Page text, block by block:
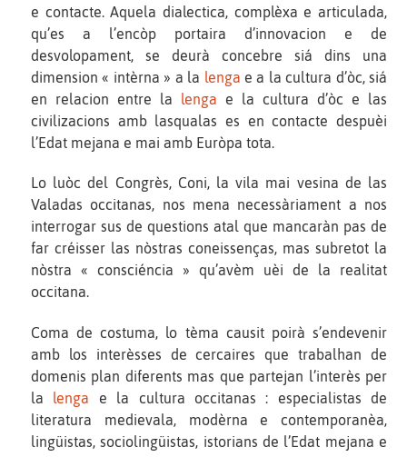
e contacte. Aquela dialectica, complèxa e articulada,
qu’es a l’encòp portaira d’innovacion e de
desvolopament, se deurà concebre siá dins una
dimension « intèrna » a la lenga e a la cultura d’òc, siá
en relacion entre la
lenga e la cultura d’òc e las
civilizacions amb lasqualas es en contacte despuèi
l’Edat mejana e mai amb Euròpa tota.
Lo luòc del Congrès, Coni, la vila mai vesina de las
Valadas occitanas, nos mena necessàriament a nos
interrogar sus de questions atal que mancaràn pas de
far créisser las nòstras coneissenças, mas subretot la
nòstra « consciéncia » qu’avèm uèi de la realitat
occitana.
Coma de costuma, lo tèma causit poirà s’endevenir
amb los interèsses de cercaires que trabalhan de
domenis plan diferents mas que partejan l’interès per
la lenga e la cultura occitanas : especialistas de
literatura medievala, modèrna e contemporanèa,
lingüistas, sociolingüistas, istorians de l’Edat mejana e